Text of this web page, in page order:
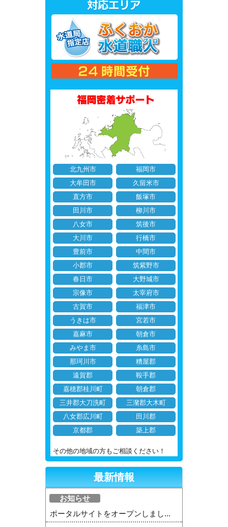
北九州市
福岡市
大牟田市
久留米市
直方市
飯塚市
田川市
柳川市
八女市
筑後市
大川市
行橋市
豊前市
中間市
小郡市
筑紫野市
春日市
大野城市
宗像市
太宰府市
古賀市
福津市
うきは市
宮若市
嘉麻市
朝倉市
みやま市
糸島市
那珂川市
糟屋郡
遠賀郡
鞍手郡
嘉穂郡桂川町
朝倉郡
三井郡大刀洗町
三潴郡大木町
八女郡広川町
田川郡
京都郡
築上郡
その他の地域の方もご相談ください！
最新情報
お知らせ
ポータルサイトをオープンしまし...